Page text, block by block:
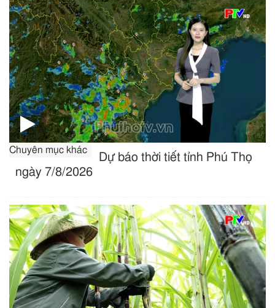
Chuyên mục khác
Dự báo thời tiết tỉnh Phú Thọ
ngày 7/8/2026